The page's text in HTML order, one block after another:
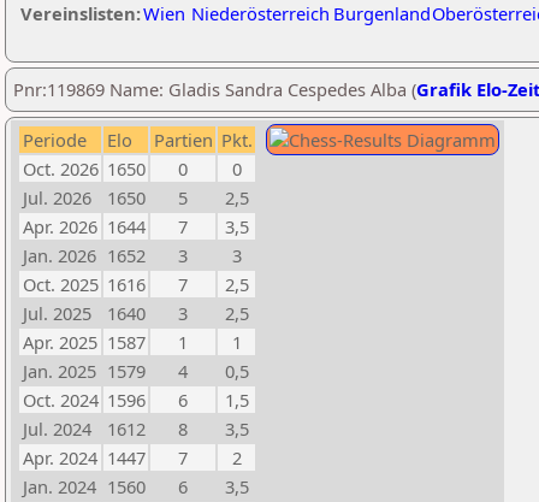
Vereinslisten:Wien Niederösterreich Burgenland
Pnr:119869 Name: Gladis Sandra Cespedes Alba (Grafik Elo-
Periode Elo Partien Pkt.
Oct. 2026 1650 0
0
Jul. 2026
1650 5
2,5
Apr. 2026 1644 7
3,5
Jan. 2026 1652 3
3
Oct. 2025 1616 7
2,5
Jul. 2025
1640 3
2,5
Apr. 2025 1587 1
1
Jan. 2025 1579 4
0,5
Oct. 2024 1596 6
1,5
Jul. 2024
1612 8
3,5
Apr. 2024 1447 7
2
Jan. 2024 1560 6
3,5